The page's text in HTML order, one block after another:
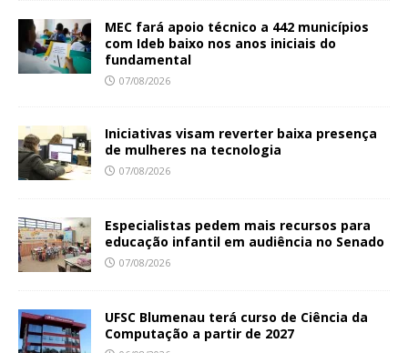
MEC fará apoio técnico a 442 municípios
com Ideb baixo nos anos iniciais do
fundamental
07/08/2026
Iniciativas visam reverter baixa presença
de mulheres na tecnologia
07/08/2026
Especialistas pedem mais recursos para
educação infantil em audiência no Senado
07/08/2026
UFSC Blumenau terá curso de Ciência da
Computação a partir de 2027